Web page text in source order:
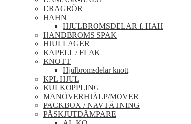
DRAGRÖR
HAHN
HJULBROMSDELAR f. HAH
HANDBROMS SPAK
HJULLAGER
KAPELL / FLAK
KNOTT
Hjulbromsdelar knott
KPL HJUL
KULKOPPLING
MANÖVERHJÄLP/MOVER
PACKBOX / NAVTÄTNING
PÅSKJUTDÄMPARE